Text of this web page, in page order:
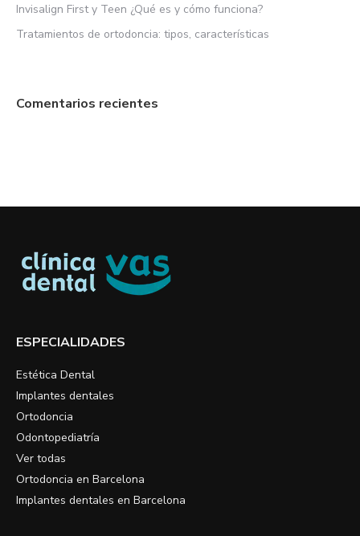
Invisalign First y Teen ¿Qué es y cómo funciona?
Tratamientos de ortodoncia: tipos, características
Comentarios recientes
ESPECIALIDADES
Estética Dental
Implantes dentales
Ortodoncia
Odontopediatría
Ver todas
Ortodoncia en Barcelona
Implantes dentales en Barcelona